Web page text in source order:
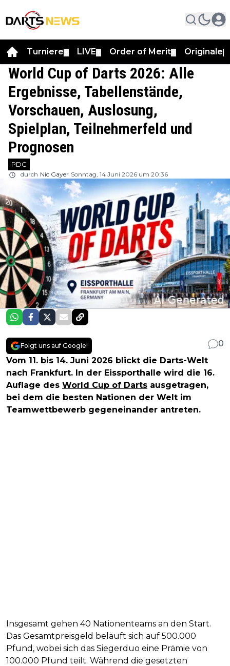
Turniere LIVE Order of Merit Originale
World Cup of Darts 2026: Alle
Ergebnisse, Tabellenstände,
Vorschauen, Auslosung,
Spielplan, Teilnehmerfeld und
Prognosen
PDC
durch Nic Gayer Sonntag, 14 Juni 2026 um 20:36
Folgt uns auf Google!
0
Vom 11. bis 14. Juni 2026 blickt die Darts-Welt
nach Frankfurt. In der Eissporthalle wird die 16.
Auflage des World Cup of Darts ausgetragen,
bei dem die besten Nationen der Welt im
Teamwettbewerb gegeneinander antreten.
Insgesamt gehen 40 Nationenteams an den Start.
Das Gesamtpreisgeld beläuft sich auf 500.000
Pfund, wobei sich das Siegerduo eine Prämie von
100.000 Pfund teilt. Während die gesetzten